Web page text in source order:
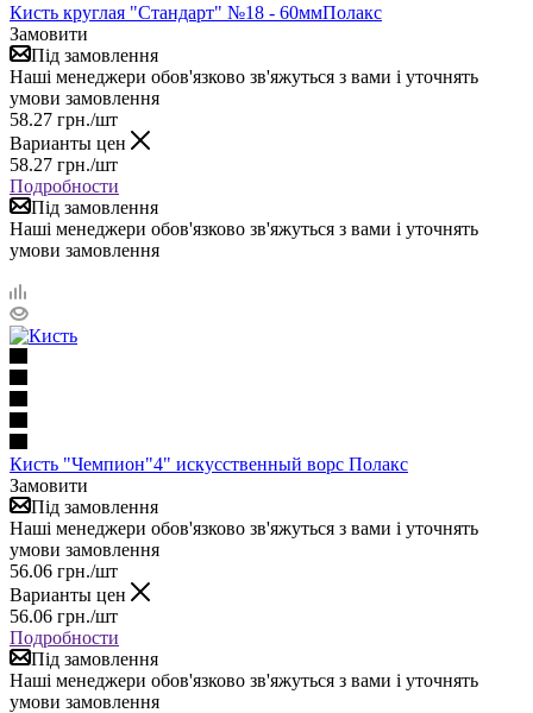
Кисть круглая "Стандарт" №18 - 60ммПолакс
Замовити
Під замовлення
Наші менеджери обов'язково зв'яжуться з вами і уточнять
умови замовлення
58.27 грн./шт
Варианты цен
58.27 грн./шт
Подробности
Під замовлення
Наші менеджери обов'язково зв'яжуться з вами і уточнять
умови замовлення
Кисть "Чемпион"4" искусственный ворс Полакс
Замовити
Під замовлення
Наші менеджери обов'язково зв'яжуться з вами і уточнять
умови замовлення
56.06 грн./шт
Варианты цен
56.06 грн./шт
Подробности
Під замовлення
Наші менеджери обов'язково зв'яжуться з вами і уточнять
умови замовлення